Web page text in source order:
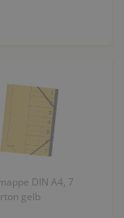
DIN A4, 7
gelb